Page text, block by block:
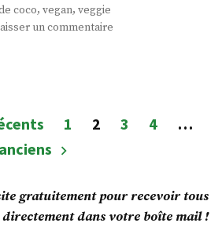
coco, vegan, veggie
un commentaire
sucre
1 2 3 4
…
gratuitement pour recevoir tous
dans votre boîte mail !